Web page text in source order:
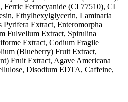
Ferrocyanide (CI 77510), CI
Ethylhexylglycerin, Laminaria
Pyrifera Extract, Enteromorpha
Fulvellum Extract, Spirulina
Extract, Codium Fragile
(Blueberry) Fruit Extract,
Fruit Extract, Agave Americana
Disodium EDTA, Caffeine,